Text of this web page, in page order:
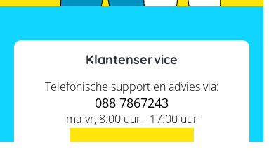
Klantenservice
Telefonische support en advies via:
088 7867243
ma-vr, 8:00 uur - 17:00 uur
Contact ons